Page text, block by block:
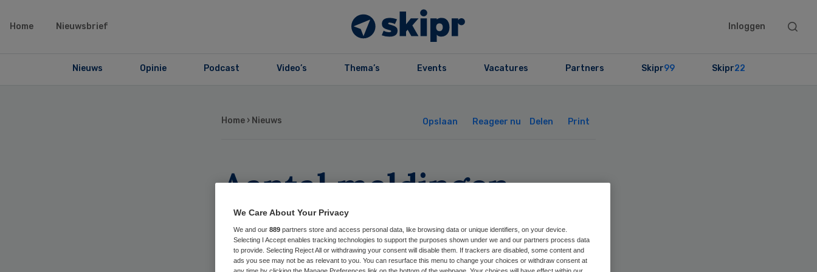
Home Nieuwsbrief Inloggen
Search
Nieuws Opinie Podcast Video’s Thema’s Events Vacatures Partners Skipr99 Skipr22
Home › Nieuws Opslaan Reageer nu Delen Print
Aantal meldingen
voedselinfecties daalt
We Care About Your Privacy
We and our 889 partners store and access personal data, like browsing data or unique identifiers, on your device.
Selecting I Accept enables tracking technologies to support the purposes shown under we and our partners process data
to provide. Selecting Reject All or withdrawing your consent will disable them. If trackers are disabled, some content and
ads you see may not be as relevant to you. You can resurface this menu to change your choices or withdraw consent at